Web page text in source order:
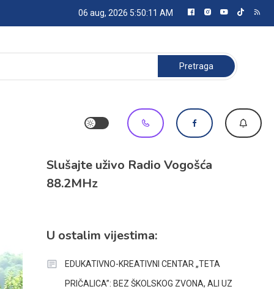
06 aug, 2026 5:50:12 AM
Pretraga:
Slušajte uživo Radio Vogošća
88.2MHz
U ostalim vijestima:
EDUKATIVNO-KREATIVNI CENTAR „TETA
PRIČALICA”: BEZ ŠKOLSKOG ZVONA, ALI UZ